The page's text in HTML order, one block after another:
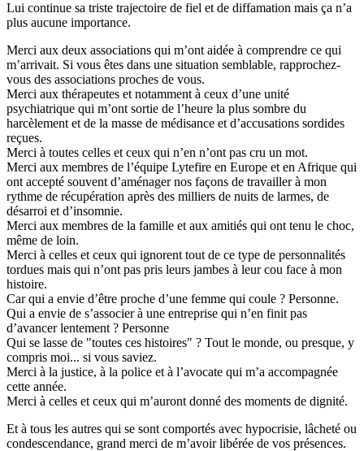
Lui continue sa triste trajectoire de fiel et de diffamation mais ça n’a
plus aucune importance.
Merci aux deux associations qui m’ont aidée à comprendre ce qui
m’arrivait. Si vous êtes dans une situation semblable, rapprochez-
vous des associations proches de vous.
Merci aux thérapeutes et notamment à ceux d’une unité
psychiatrique qui m’ont sortie de l’heure la plus sombre du
harcèlement et de la masse de médisance et d’accusations sordides
reçues.
Merci à toutes celles et ceux qui n’en n’ont pas cru un mot.
Merci aux membres de l’équipe Lytefire en Europe et en Afrique qui
ont accepté souvent d’aménager nos façons de travailler à mon
rythme de récupération après des milliers de nuits de larmes, de
désarroi et d’insomnie.
Merci aux membres de la famille et aux amitiés qui ont tenu le choc,
même de loin.
Merci à celles et ceux qui ignorent tout de ce type de personnalités
tordues mais qui n’ont pas pris leurs jambes à leur cou face à mon
histoire.
Car qui a envie d’être proche d’une femme qui coule ? Personne.
Qui a envie de s’associer à une entreprise qui n’en finit pas
d’avancer lentement ? Personne
Qui se lasse de "toutes ces histoires" ? Tout le monde, ou presque, y
compris moi... si vous saviez.
Merci à la justice, à la police et à l’avocate qui m’a accompagnée
cette année.
Merci à celles et ceux qui m’auront donné des moments de dignité.
Et à tous les autres qui se sont comportés avec hypocrisie, lâcheté ou
condescendance, grand merci de m’avoir libérée de vos présences.